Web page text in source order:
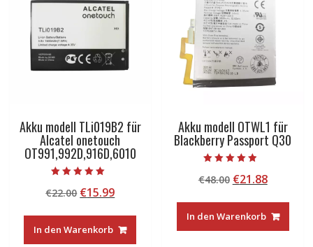
Akku modell TLi019B2 für
Alcatel onetouch
OT991,992D,916D,6010
5.00
von 5
€22.00 Ursprünglicher
war:
€22.00
€15.99Aktueller
ist:
€15.99.
In den Warenkorb
Akku modell OTWL1 für
Blackberry Passport Q30
4.50
von 5
€48.00 Ursprünglicher
war:
€48.00
€21.88
ist:
€21.88.
In den Warenkorb